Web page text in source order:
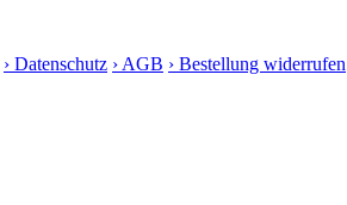
› Datenschutz › AGB › Bestellung widerrufen